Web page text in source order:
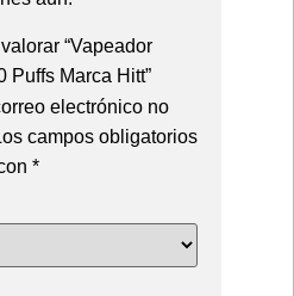
“Vapeador
Puffs Marca Hitt”
electrónico no
campos obligatorios
*